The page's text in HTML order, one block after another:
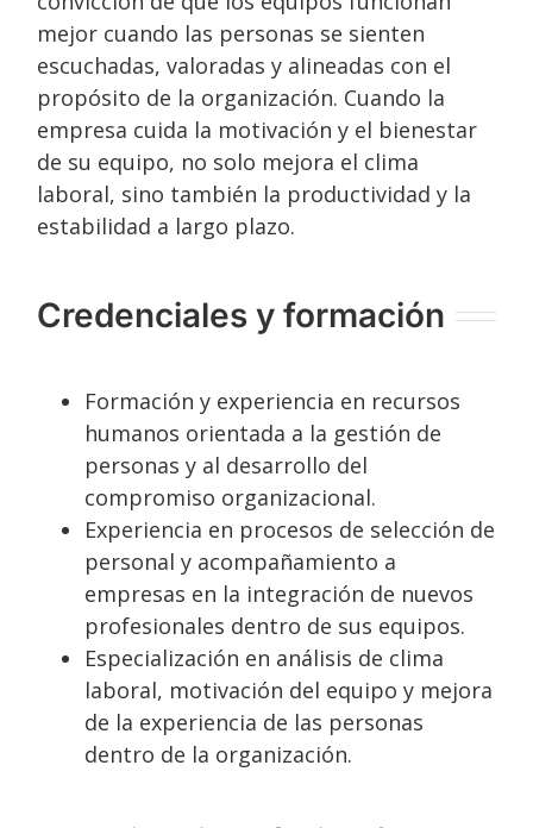
mejor cuando las personas se sienten
escuchadas, valoradas y alineadas con el
propósito de la organización. Cuando la
empresa cuida la motivación y el bienestar
de su equipo, no solo mejora el clima
laboral, sino también la productividad y la
estabilidad a largo plazo.
Credenciales y formación
Formación y experiencia en recursos
humanos orientada a la gestión de
personas y al desarrollo del
compromiso organizacional.
Experiencia en procesos de selección de
personal y acompañamiento a
empresas en la integración de nuevos
profesionales dentro de sus equipos.
Especialización en análisis de clima
laboral, motivación del equipo y mejora
de la experiencia de las personas
dentro de la organización.